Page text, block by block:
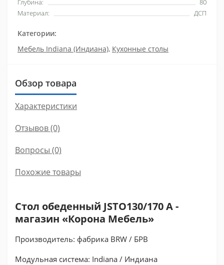
Глубина:
80
Материал:
ДСП
Категории:
Мебель Indiana (Индиана), Кухонные столы
Обзор товара
Характеристики
Отзывов (0)
Вопросы (0)
Похожие товары
Стол обеденный JSTO130/170 A -
магазин «Корона Мебель»
Производитель: фабрика BRW / БРВ
Модульная система: Indiana / Индиана